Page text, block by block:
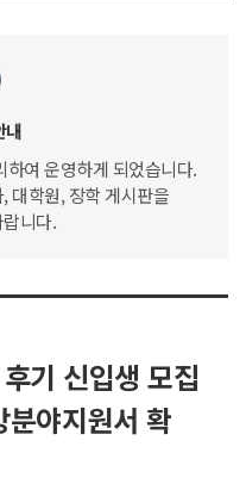
내
여 운영하게 되었습니다.
대학원, 장학 게시판을
니다.
기 신입생 모집
야지원서 확